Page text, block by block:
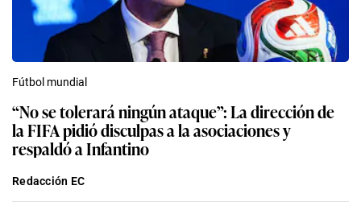
Fútbol mundial
“No se tolerará ningún ataque”: La dirección de
la FIFA pidió disculpas a la asociaciones y
respaldó a Infantino
Redacción EC